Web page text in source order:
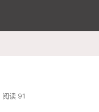
阅读 91